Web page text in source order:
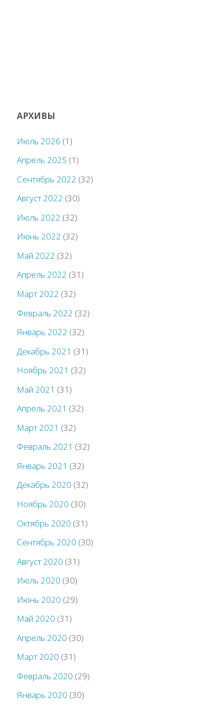
АРХИВЫ
Июль 2026 (1)
Апрель 2025 (1)
Сентябрь 2022 (32)
Август 2022 (30)
Июль 2022 (32)
Июнь 2022 (32)
Май 2022 (32)
Апрель 2022 (31)
Март 2022 (32)
Февраль 2022 (32)
Январь 2022 (32)
Декабрь 2021 (31)
Ноябрь 2021 (32)
Май 2021 (31)
Апрель 2021 (32)
Март 2021 (32)
Февраль 2021 (32)
Январь 2021 (32)
Декабрь 2020 (32)
Ноябрь 2020 (30)
Октябрь 2020 (31)
Сентябрь 2020 (30)
Август 2020 (31)
Июль 2020 (30)
Июнь 2020 (29)
Май 2020 (31)
Апрель 2020 (30)
Март 2020 (31)
Февраль 2020 (29)
Январь 2020 (30)